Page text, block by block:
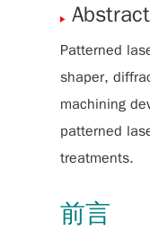
Abstract
Patterned
shaper,
machining
patterned
treatments.
前言